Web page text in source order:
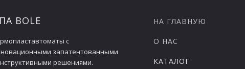
800 800
BOLE
с
запатентованными
решениями.
НА ГЛАВНУЮ
О НАС
КАТАЛОГ